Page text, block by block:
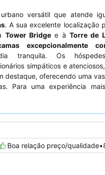
versátil que atende
. A sua excelente localização
Tower Bridge e àTorre de
excepcionalmente
tranquila. Os
simpáticos e
destaque, oferecendo uma
Para uma experiência
Boa relação preço/qualidade•